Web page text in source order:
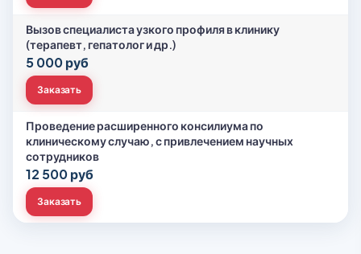
Вызов специалиста узкого профиля в клинику
(терапевт, гепатолог и др.)
5 000 руб
Заказать
Проведение расширенного консилиума по
клиническому случаю, с привлечением научных
сотрудников
12 500 руб
Заказать